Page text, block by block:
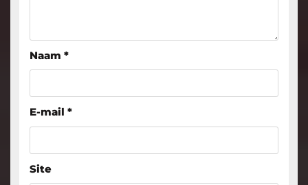
Naam *
E-mail *
Site